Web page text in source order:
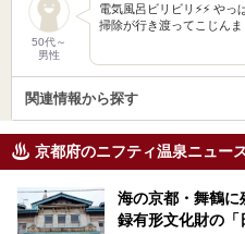
50代～
男性
電気風呂ビリビリ⚡️⚡️ や
掃除が行き渡ってこじん
関連情報から探す
京都府のニフティ温泉ニュー
海の京都・舞鶴に
録有形文化財の「